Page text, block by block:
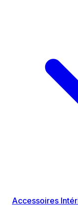
Accessoires